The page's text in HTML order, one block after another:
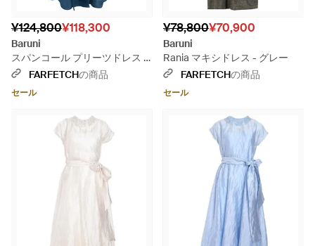
¥124,800¥118,300
Baruni
スパンコール プリーツドレス -
ブルーFARFETCHの商品
セール
¥78,800¥70,900
Baruni
Rania マキシドレス - グレー
FARFETCHの商品
セール